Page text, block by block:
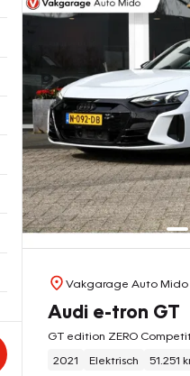
Vakgarage Auto Mido
Audi e-tron GT
GT edition ZERO
2021
Elektrisch 51.251